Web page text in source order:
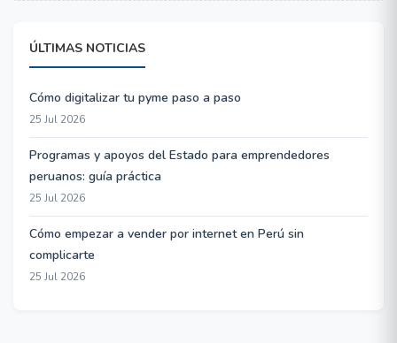
ÚLTIMAS NOTICIAS
Cómo digitalizar tu pyme paso a paso
25 Jul 2026
Programas y apoyos del Estado para emprendedores
peruanos: guía práctica
25 Jul 2026
Cómo empezar a vender por internet en Perú sin
complicarte
25 Jul 2026